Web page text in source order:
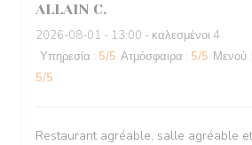
ALLAIN C
2026-08-01 - 13:00 - καλεσμένοι 4
Υπηρεσία : 5/5 Ατμόσφαιρα : 5/5 Μενού :
5/5
Restaurant agréable, salle agréable